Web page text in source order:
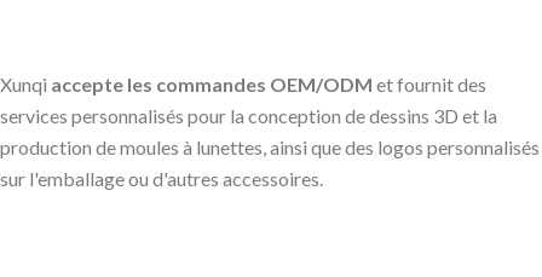
Xunqi accepte les commandes OEM/ODM et fournit des
services personnalisés pour la conception de dessins 3D et la
production de moules à lunettes, ainsi que des logos personnalisés
sur l'emballage ou d'autres accessoires.